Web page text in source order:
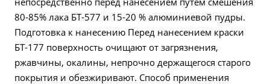
80-85% лака БТ-577 и 15-20 % алюминиевой пудры.
Подготовка к нанесению Перед нанесением краски
БТ-177 поверхность очищают от загрязнения,
ржавчины, окалины, непрочно держащегося старого
покрытия и обезжиривают. Способ применения